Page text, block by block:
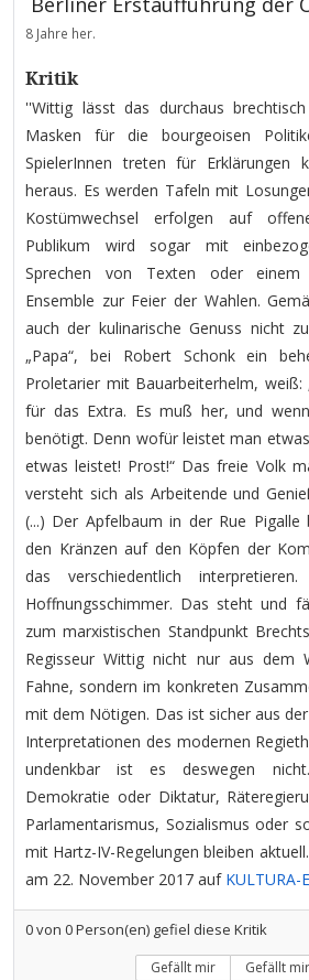
8 Jahre her.
Kritik
''Wittig lässt das durchaus
Masken für die bourgeoisen
SpielerInnen treten für Erklärungen
heraus. Es werden Tafeln mit
Kostümwechsel erfolgen auf
Publikum wird sogar mit
Sprechen von Texten oder
Ensemble zur Feier der Wahlen.
auch der kulinarische Genuss nicht
„Papa“, bei Robert Schonk ein
Proletarier mit Bauarbeiterhelm,
für das Extra. Es muß her, und
benötigt. Denn wofür leistet man
etwas leistet! Prost!“ Das freie Volk
versteht sich als Arbeitende und
(...) Der Apfelbaum in der Rue
den Kränzen auf den Köpfen der
das verschiedentlich
Hoffnungsschimmer. Das steht und
zum marxistischen Standpunkt
Regisseur Wittig nicht nur aus dem
Fahne, sondern im konkreten
mit dem Nötigen. Das ist sicher aus
Interpretationen des modernen
undenkbar ist es deswegen
Demokratie oder Diktatur,
Parlamentarismus, Sozialismus oder
mit Hartz-IV-Regelungen bleiben
am 22. November 2017 auf KULTURA-
0von 0Person(en) gefiel diese Kritik
Gefällt mir Gefällt